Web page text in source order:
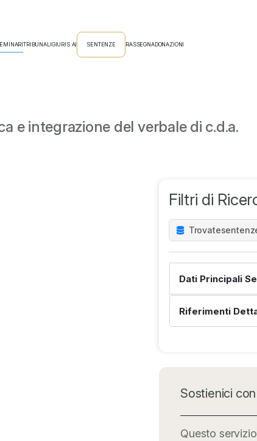
TRIBUNALIGIURIS AI SENTENZE RASSEGNADONAZIONI
e integrazione del verbale di c.d.a.
Filtri di
Trovate
Dati Principali
Riferimenti
Sostienici
Questo